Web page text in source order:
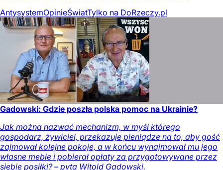
AntysystemOpinieŚwiatTylko na DoRzeczy.pl
Gadowski: Gdzie poszła polska pomoc na Ukrainie?
Jak można nazwać mechanizm, w myśl którego
gospodarz, żywiciel, przekazuje pieniądze na to, aby gość
zajmował kolejne pokoje, a w końcu wynajmował mu jego
własne meble i pobierał opłaty za przygotowywane przez
siebie posiłki? – pyta Witold Gadowski.